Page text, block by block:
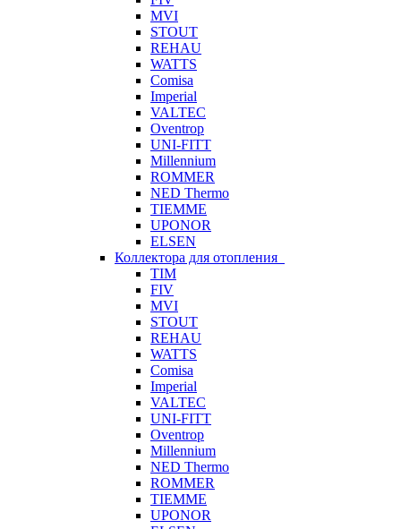
MVI
STOUT
REHAU
WATTS
Comisa
Imperial
VALTEC
Oventrop
UNI-FITT
Millennium
ROMMER
NED Thermo
TIEMME
UPONOR
ELSEN
Коллектора для отопления
TIM
FIV
MVI
STOUT
REHAU
WATTS
Comisa
Imperial
VALTEC
UNI-FITT
Oventrop
Millennium
NED Thermo
ROMMER
TIEMME
UPONOR